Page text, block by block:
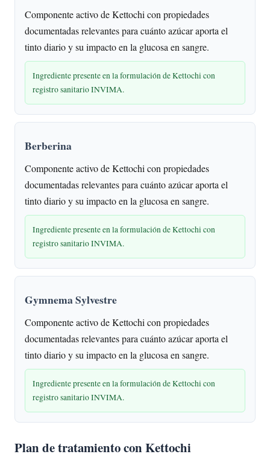
Componente activo de Kettochi con propiedades
documentadas relevantes para cuánto azúcar aporta el
tinto diario y su impacto en la glucosa en sangre.
Ingrediente presente en la formulación de Kettochi con
registro sanitario INVIMA.
Berberina
Componente activo de Kettochi con propiedades
documentadas relevantes para cuánto azúcar aporta el
tinto diario y su impacto en la glucosa en sangre.
Ingrediente presente en la formulación de Kettochi con
registro sanitario INVIMA.
Gymnema Sylvestre
Componente activo de Kettochi con propiedades
documentadas relevantes para cuánto azúcar aporta el
tinto diario y su impacto en la glucosa en sangre.
Ingrediente presente en la formulación de Kettochi con
registro sanitario INVIMA.
Plan de tratamiento con Kettochi